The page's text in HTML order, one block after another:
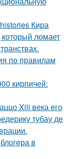
Кира
ломает
по правилам
кирпичей:
Xiii века его
тубау де
в